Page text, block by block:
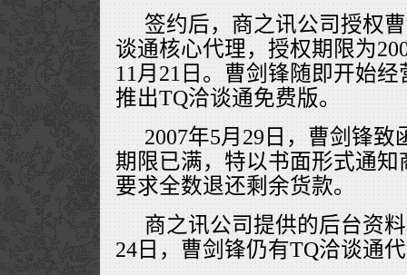
签约后，商之讯公司授权
谈通核心代理，授权期限为
11月21日。曹剑锋随即开始
推出TQ洽谈通免费版。
2007年5月29日，曹剑锋
期限已满，特以书面形式通
要求全数退还剩余货款。
商之讯公司提供的后台资
24日，曹剑锋仍有TQ洽谈通